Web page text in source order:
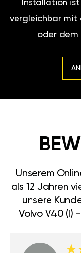
Installation
vergleichbar mit
oder dem
Unserem
als 12 Jahren
unsere
Volvo V40 (I)